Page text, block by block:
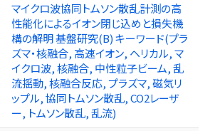
マイクロ波協同トムソン散乱計測の高
性能化によるイオン閉じ込めと損失機
構の解明 基盤研究(B) キーワード(プラ
ズマ・核融合, 高速イオン, ヘリカル, マ
イクロ波, 核融合, 中性粒子ビーム, 乱
流揺動, 核融合反応, プラズマ, 磁気リ
ップル, 協同トムソン散乱, CO2レーザ
ー, トムソン散乱, 乱流)